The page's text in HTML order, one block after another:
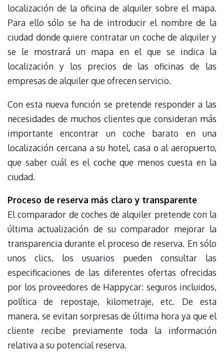
localización de la oficina de alquiler sobre el mapa.
Para ello sólo se ha de introducir el nombre de la
ciudad donde quiere contratar un coche de alquiler y
se le mostrará un mapa en el que se indica la
localización y los precios de las oficinas de las
empresas de alquiler que ofrecen servicio.
Con esta nueva función se pretende responder a las
necesidades de muchos clientes que consideran más
importante encontrar un coche barato en una
localización cercana a su hotel, casa o al aeropuerto,
que saber cuál es el coche que menos cuesta en la
ciudad.
Proceso de reserva más claro y transparente
El comparador de coches de alquiler pretende con la
última actualización de su comparador mejorar la
transparencia durante el proceso de reserva. En sólo
unos clics, los usuarios pueden consultar las
especificaciones de las diferentes ofertas ofrecidas
por los proveedores de Happycar: seguros incluidos,
política de repostaje, kilometraje, etc. De esta
manera, se evitan sorpresas de última hora ya que el
cliente recibe previamente toda la información
relativa a su potencial reserva.